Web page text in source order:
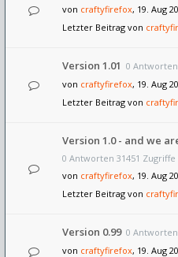
von craftyfirefox, 19. Aug
Letzter Beitrag von
Version 1.01 0
von craftyfirefox, 19. Aug
Letzter Beitrag von
Version 1.0 - and we
0 Antworten 31451 Zugriffe
von craftyfirefox, 19. Aug
Letzter Beitrag von
Version 0.99 0
von craftyfirefox, 19. Aug